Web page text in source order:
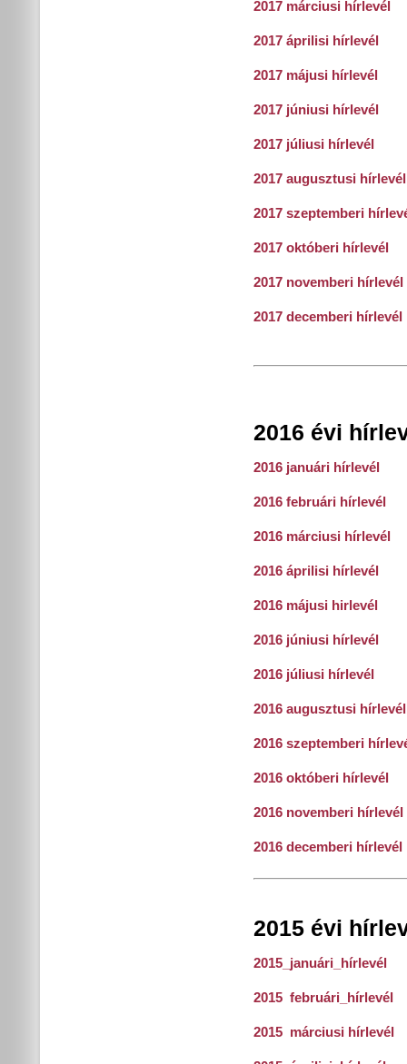
2017 márciusi hírlevél
2017 áprilisi hírlevél
2017 májusi hírlevél
2017 júniusi hírlevél
2017 júliusi hírlevél
2017 augusztusi hírlevél
2017 szeptemberi
2017 októberi hírlevél
2017 novemberi hírlevél
2017 decemberi hírlevél
2016 évi
2016 januári hírlevél
2016 februári hírlevél
2016 márciusi hírlevél
2016 áprilisi hírlevél
2016 májusi hirlevél
2016 júniusi hírlevél
2016 júliusi hírlevél
2016 augusztusi hírlevél
2016 szeptemberi
2016 októberi hírlevél
2016 novemberi hírlevél
2016 decemberi hírlevél
2015 évi
2015_januári_hírlevél
2015 februári_hírlevél
2015 márciusi hírlevél